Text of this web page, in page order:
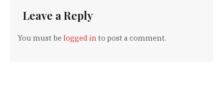
Leave a Reply
You must belogged in to post a comment.